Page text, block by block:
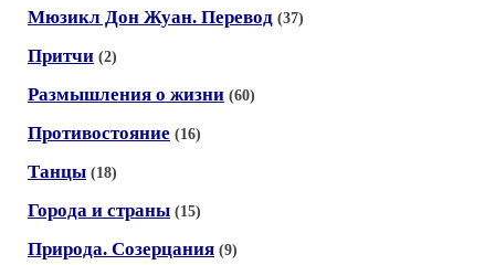
Мюзикл Дон Жуан. Перевод (37)
Притчи (2)
Размышления о жизни (60)
Противостояние (16)
Танцы (18)
Города и страны (15)
Природа. Созерцания (9)